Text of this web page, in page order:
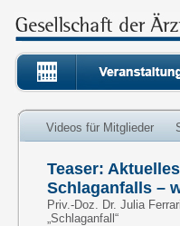
Videos für Mitglieder
Teaser:
Schlaganfalls –
Priv.-Doz. Dr. Julia
„Schlaganfall“